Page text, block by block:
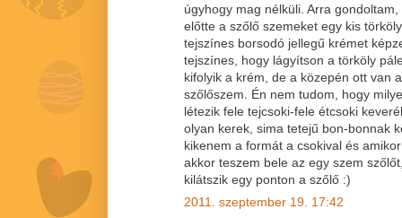
úgyhogy mag nélküli. Arra
előtte a szőlő szemeket egy kis
tejszínes borsodó jellegű krémet
tejszínes, hogy lágyítson a törköly
kifolyik a krém, de a közepén ott van
szőlőszem. Én nem tudom, hogy
létezik fele tejcsoki-fele étcsoki
olyan kerek, sima tetejű bon-bonnak
kikenem a formát a csokival és
akkor teszem bele az egy szem
kilátszik egy ponton a szőlő :)
2011. szeptember 19. 17:42